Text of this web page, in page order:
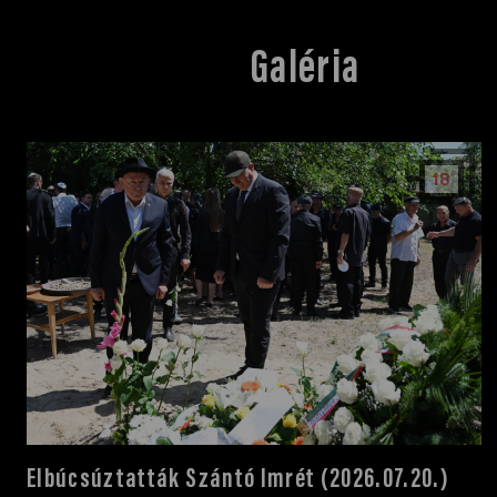
Galéria
Elbúcsúztatták Szántó Imrét (2026.07.20.)
18